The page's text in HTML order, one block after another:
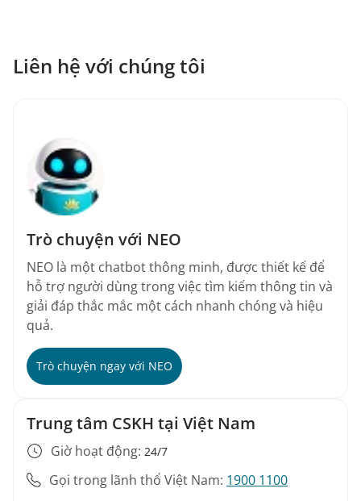
Liên hệ với chúng tôi
Trò chuyện với NEO
NEO là một chatbot thông minh, được thiết kế để
hỗ trợ người dùng trong việc tìm kiếm thông tin và
giải đáp thắc mắc một cách nhanh chóng và hiệu
quả.
Trò chuyện ngay với NEO
Trung tâm CSKH tại Việt Nam
Giờ hoạt động: 24/7
Gọi trong lãnh thổ Việt Nam: 1900 1100